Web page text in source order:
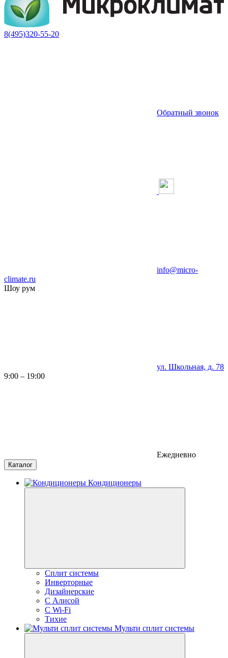
8(495)320-55-20
Обратный звонок
info@micro-
climate.ru
Шоу рум
ул. Школьная, д. 78
9:00 – 19:00
Ежедневно
Каталог
Кондиционеры
Сплит системы
Инверторные
Дизайнерские
С Алисой
C Wi-Fi
Тихие
Мульти сплит системы